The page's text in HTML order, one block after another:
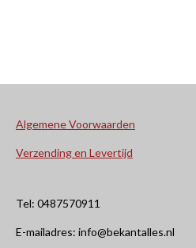
Algemene Voorwaarden
Verzending en Levertijd
Tel: 0487570911
E-mailadres: info@bekantalles.nl